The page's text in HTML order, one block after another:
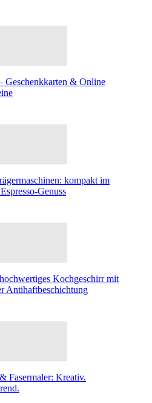
Geschenkkarten & Online
kompakt im
Genuss
Kochgeschirr mit
Antihaftbeschichtung
Fasermaler: Kreativ.